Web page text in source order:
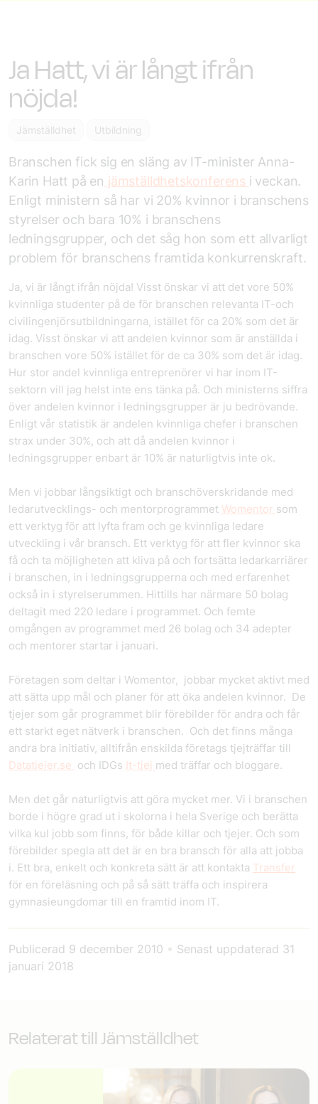
Ja Hatt, vi är långt ifrån
nöjda!
Jämställdhet Utbildning
Branschen fick sig en släng av IT-minister Anna-
Karin Hatt på en jämställdhetskonferens i veckan.
Enligt ministern så har vi 20% kvinnor i branschens
styrelser och bara 10% i branschens
ledningsgrupper, och det såg hon som ett allvarligt
problem för branschens framtida konkurrenskraft.
Ja, vi är långt ifrån nöjda! Visst önskar vi att det vore 50%
kvinnliga studenter på de för branschen relevanta IT-och
civilingenjörsutbildningarna, istället för ca 20% som det är
idag. Visst önskar vi att andelen kvinnor som är anställda i
branschen vore 50% istället för de ca 30% som det är idag.
Hur stor andel kvinnliga entreprenörer vi har inom IT-
sektorn vill jag helst inte ens tänka på. Och ministerns siffra
över andelen kvinnor i ledningsgrupper är ju bedrövande.
Enligt vår statistik är andelen kvinnliga chefer i branschen
strax under 30%, och att då andelen kvinnor i
ledningsgrupper enbart är 10% är naturligtvis inte ok.
Men vi jobbar långsiktigt och branschöverskridande med
ledarutvecklings- och mentorprogrammet Womentor som
ett verktyg för att lyfta fram och ge kvinnliga ledare
utveckling i vår bransch. Ett verktyg för att fler kvinnor ska
få och ta möjligheten att kliva på och fortsätta ledarkarriärer
i branschen, in i ledningsgrupperna och med erfarenhet
också in i styrelserummen. Hittills har närmare 50 bolag
deltagit med 220 ledare i programmet. Och femte
omgången av programmet med 26 bolag och 34 adepter
och mentorer startar i januari.
Företagen som deltar i Womentor, jobbar mycket aktivt med
att sätta upp mål och planer för att öka andelen kvinnor. De
tjejer som går programmet blir förebilder för andra och får
ett starkt eget nätverk i branschen. Och det finns många
andra bra initiativ, alltifrån enskilda företags tjejträffar till
Datatjejer.se och IDGs It-tjej med träffar och bloggare.
Men det går naturligtvis att göra mycket mer. Vi i branschen
borde i högre grad ut i skolorna i hela Sverige och berätta
vilka kul jobb som finns, för både killar och tjejer. Och som
förebilder spegla att det är en bra bransch för alla att jobba
i. Ett bra, enkelt och konkreta sätt är att kontakta Transfer
för en föreläsning och på så sätt träffa och inspirera
gymnasieungdomar till en framtid inom IT.
Publicerad 9 december 2010 • Senast uppdaterad 31
januari 2018
Relaterat till Jämställdhet